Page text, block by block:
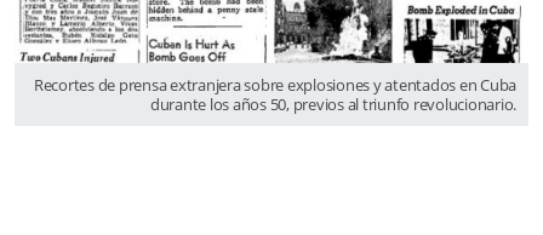
Recortes de prensa extranjera sobre explosiones y atentados en Cuba
durante los años 50, previos al triunfo revolucionario.